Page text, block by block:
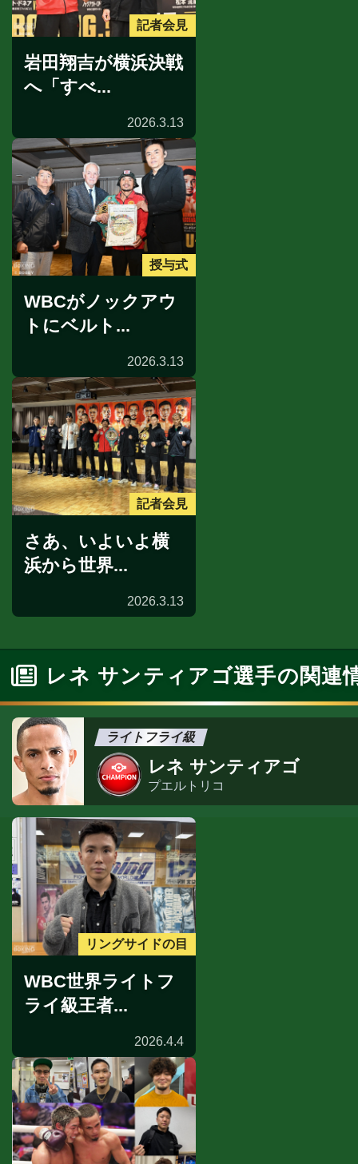
記者会見
岩田翔吉が横浜決戦
へ「すべ...
2026.3.13
授与式
WBCがノックアウ
トにベルト...
2026.3.13
記者会見
さあ、いよいよ横
浜から世界...
2026.3.13
レネ サンティアゴ選手の関連
ライトフライ級
レネ サンティアゴ
プエルトリコ
リングサイドの目
WBC世界ライトフ
ライ級王者...
2026.4.4